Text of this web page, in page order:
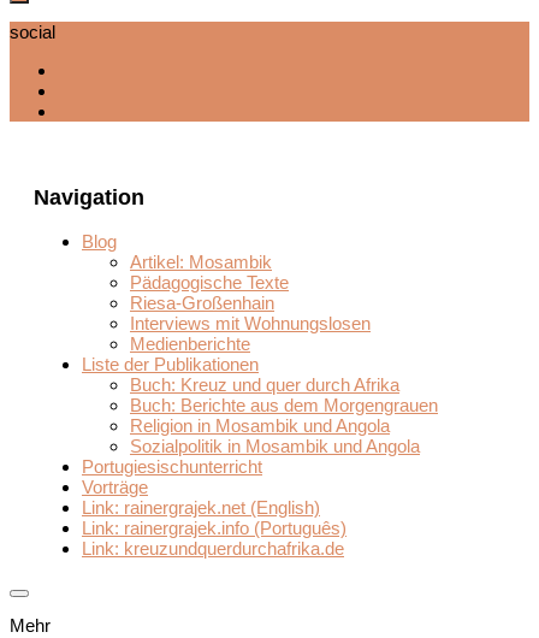
social
Navigation
Blog
Artikel: Mosambik
Pädagogische Texte
Riesa-Großenhain
Interviews mit Wohnungslosen
Medienberichte
Liste der Publikationen
Buch: Kreuz und quer durch Afrika
Buch: Berichte aus dem Morgengrauen
Religion in Mosambik und Angola
Sozialpolitik in Mosambik und Angola
Portugiesischunterricht
Vorträge
Link: rainergrajek.net (English)
Link: rainergrajek.info (Português)
Link: kreuzundquerdurchafrika.de
Mehr